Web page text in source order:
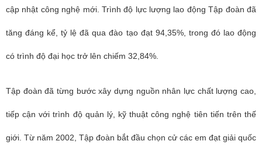
cập nhật công nghệ mới. Trình độ lực lượng lao động Tập đoàn đã
tăng đáng kể, tỷ lệ đã qua đào tạo đạt 94,35%, trong đó lao động
có trình độ đại học trở lên chiếm 32,84%.
Tập đoàn đã từng bước xây dựng nguồn nhân lực chất lượng cao,
tiếp cận với trình độ quản lý, kỹ thuật công nghệ tiên tiến trên thế
giới. Từ năm 2002, Tập đoàn bắt đầu chọn cử các em đạt giải quốc